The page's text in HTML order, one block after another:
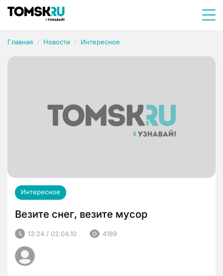
Главная Новости Интересное
Интересное
Везите снег, везите мусор
13:24 / 02.04.10 4189